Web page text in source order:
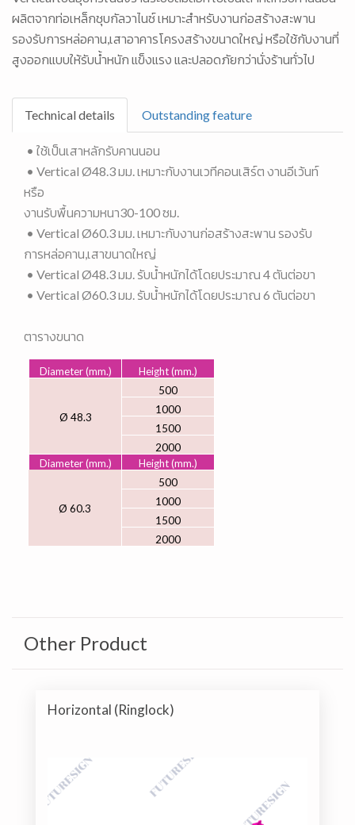
ผลิตจากท่อเหล็กชุบกัลวาไนซ์ เหมาะสำหรับงานก่อสร้างสะพาน
รองรับการหล่อคาน,เสาอาคารโครงสร้างขนาดใหญ่ หรือใช้กับงานที่
สูงออกแบบให้รับน้ำหนัก แข็งแรง และปลอดภัยกว่านั่งร้านทั่วไป
Technical details Outstanding feature
• ใช้เป็นเสาหลักรับคานนอน
• Vertical Ø48.3 มม. เหมาะกับงานเวทีคอนเสิร์ต งานอีเว้นท์
หรือ
งานรับพื้นความหนา30-100 ซม.
• Vertical Ø60.3 มม. เหมาะกับงานก่อสร้างสะพาน รองรับ
การหล่อคาน,เสาขนาดใหญ่
• Vertical Ø48.3 มม. รับน้ำหนักได้โดยประมาณ 4 ตันต่อขา
• Vertical Ø60.3 มม. รับน้ำหนักได้โดยประมาณ 6 ตันต่อขา
ตารางขนาด
Diameter (mm.) Height (mm.)
Ø 48.3
500
1000
1500
2000
Diameter (mm.)
Height (mm.)
Ø 60.3
500
1000
1500
2000
Other Product
Horizontal (Ringlock)